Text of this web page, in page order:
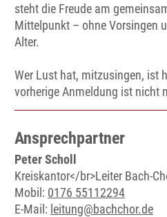
steht die Freude am
Mittelpunkt – ohne Vorsingen
Alter.
Wer Lust hat, mitzusingen, ist
vorherige Anmeldung ist nicht
Ansprechpartner
Peter Scholl
Kreiskantor</br>Leiter Bach-
Mobil: 0176 55112294
E-Mail: leitung@bachchor.de